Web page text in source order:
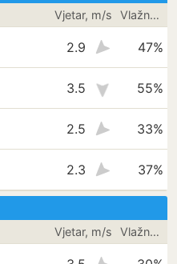
Vjetar, m/s Vlažnost
2.9 47%
3.5 55%
2.5 33%
2.3 37%
Vjetar, m/s Vlažnost